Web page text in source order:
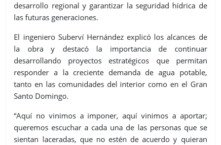
desarrollo regional y garantizar la seguridad hídrica de
las futuras generaciones.
El ingeniero Suberví Hernández explicó los alcances de
la obra y destacó la importancia de continuar
desarrollando proyectos estratégicos que permitan
responder a la creciente demanda de agua potable,
tanto en las comunidades del interior como en el Gran
Santo Domingo.
“Aquí no vinimos a imponer, aquí vinimos a aportar;
queremos escuchar a cada una de las personas que se
sientan laceradas, que no estén de acuerdo y quieran